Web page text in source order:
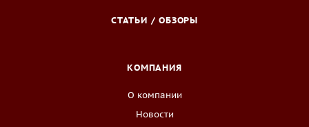
СТАТЬИ / ОБЗОРЫ
КОМПАНИЯ
О компании
Новости